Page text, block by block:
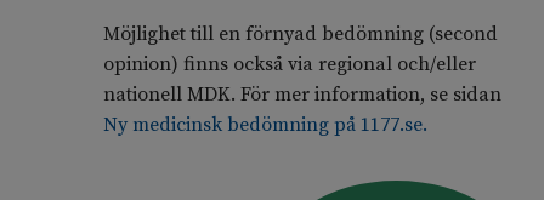
Möjlighet till en förnyad bedömning (second
opinion) finns också via regional och/eller
nationell MDK. För mer information, se sidan
Ny medicinsk bedömning på 1177.se.